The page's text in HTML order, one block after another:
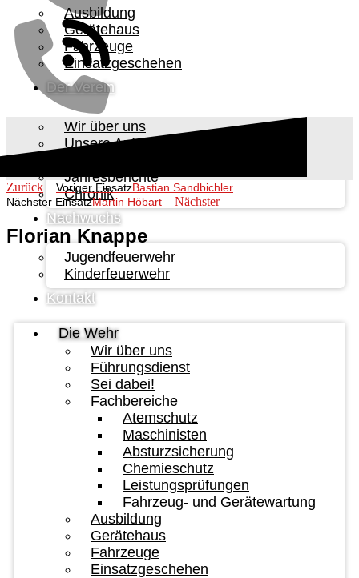
Ausbildung
Gerätehaus
Fahrzeuge
Einsatzgeschehen
Der Verein
Wir über uns
Unsere Aufgabe
Jahresberichte
Chronik
Nachwuchs
Jugendfeuerwehr
Kinderfeuerwehr
Kontakt
Die Wehr
Wir über uns
Führungsdienst
Sei dabei!
Fachbereiche
Atemschutz
Maschinisten
Absturzsicherung
Chemieschutz
Leistungsprüfungen
Fahrzeug- und Gerätewartung
Ausbildung
Gerätehaus
Fahrzeuge
Einsatzgeschehen
Zurück Voriger EinsatzBastian Sandbichler
Nächster EinsatzMartin Höbart Nächster
Florian Knappe